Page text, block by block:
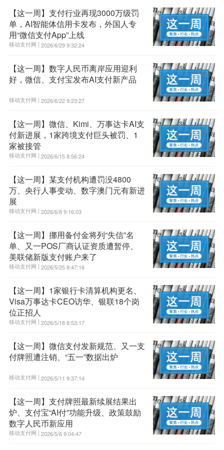
【这一周】支付行业再现3000万级罚
单，AI智能体信用卡发布，外国人专
用“微信支付App”上线
移动支付网 | 2026/6/29 9:32:24
【这一周】数字人民币离岸应用迎利
好，微信、支付宝发布AI支付新产品
移动支付网 | 2026/6/22 9:23:27
【这一周】微信、Kimi、万事达卡AI支
付新进展，1家跨境支付巨头被罚、1
家被接管
移动支付网 | 2026/6/15 8:56:24
【这一周】某支付机构遭罚没4800
万、央行人事变动、数字澳门元有新进
展
移动支付网 | 2026/6/8 9:16:03
【这一周】挪用备付金将列“失信”名
单、又一POS厂商认证资质遭暂停、
美联储新版支付账户来了
移动支付网 | 2026/5/25 8:47:16
【这一周】1家银行卡清算机构更名、
Visa万事达卡CEO访华、银联18个岗
位正招人
移动支付网 | 2026/5/18 8:53:17
【这一周】微信支付发新规范、又一支
付牌照遭注销、“五一”数据出炉
移动支付网 | 2026/5/11 9:37:14
【这一周】支付牌照最新续展结果出
炉、支付宝“AI付”功能升级、政策鼓励
数字人民币新应用
移动支付网 | 2026/5/6 9:04:47